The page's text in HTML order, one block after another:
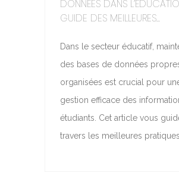
DONNÉES DANS
GUIDE DES MEILLEURES...
Dans le secteur éducatif,
des bases de données
organisées est crucial pour
gestion efficace des
étudiants. Cet article vous
travers les meilleures